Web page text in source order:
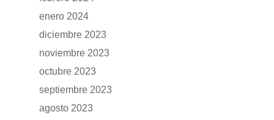
enero 2024
diciembre 2023
noviembre 2023
octubre 2023
septiembre 2023
agosto 2023